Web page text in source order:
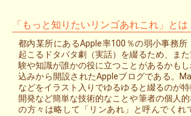
「もっと知りたいリンゴあれこれ」とは
都内某所にあるApple率100％の弱小事務所
起こるドタバタ劇（実話）を綴るため、ま
験や知識が誰かの役に立つことがあるかも
込みから開設されたAppleブログである。
などをイラスト入りでゆるゆると綴るのが
開発など簡単な技術的なことや筆者の個人
の方々は略して「リンあれ」と呼んでくれ